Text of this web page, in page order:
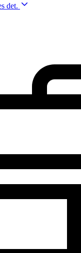
det.